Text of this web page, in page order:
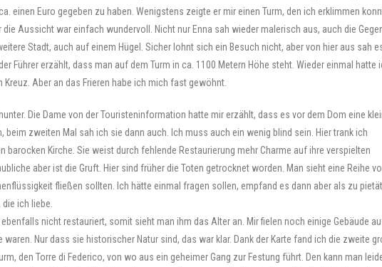
einen Euro gegeben zu haben. Wenigstens zeigte er mir einen Turm, den ich erklimmen
Aussicht war einfach wundervoll. Nicht nur Enna sah wieder malerisch aus, auch die
Stadt, auch auf einem Hügel. Sicher lohnt sich ein Besuch nicht, aber von hier aus sah
Führer erzählt, dass man auf dem Turm in ca. 1100 Metern Höhe steht. Wieder einmal hatte
Aber an das Frieren habe ich mich fast gewöhnt.
Die Dame von der Touristeninformation hatte mir erzählt, dass es vor dem Dom eine
beim zweiten Mal sah ich sie dann auch. Ich muss auch ein wenig blind sein. Hier trank ich
barocken Kirche. Sie weist durch fehlende Restaurierung mehr Charme auf ihre verspielten
aber ist die Gruft. Hier sind früher die Toten getrocknet worden. Man sieht eine Reihe
fließen sollten. Ich hätte einmal fragen sollen, empfand es dann aber als zu
ich liebe.
nicht restauriert, somit sieht man ihm das Alter an. Mir fielen noch einige Gebäude
Nur dass sie historischer Natur sind, das war klar. Dank der Karte fand ich die zweite
den Torre di Federico, von wo aus ein geheimer Gang zur Festung führt. Den kann man